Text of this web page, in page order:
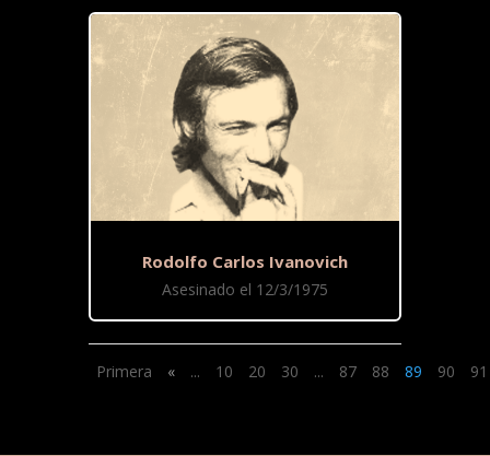
Rodolfo Carlos Ivanovich
Asesinado el 12/3/1975
Primera « ... 10 20 30 ... 87 88 89 90 91